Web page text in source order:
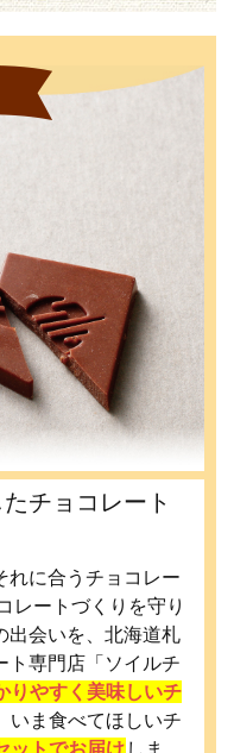
チョコレート
れに合うチョコレー
レートづくりを守り
出会いを、北海道札
ト専門店「ソイルチ
りやすく美味しいチ
いま食べてほしいチ
ットでお届け しま